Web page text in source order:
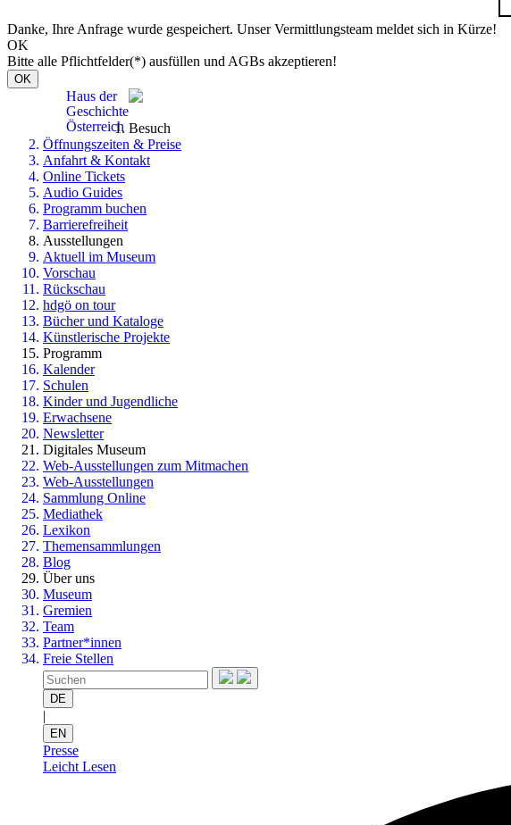
Danke, Ihre Anfrage wurde gespeichert. Unser Vermittlungsteam meldet sich in Kürze!
OK
Bitte alle Pflichtfelder(*) ausfüllen und AGBs akzeptieren!
OK
Haus der
Geschichte
Österreich Besuch
Öffnungszeiten & Preise
Anfahrt & Kontakt
Online Tickets
Audio Guides
Programm buchen
Barrierefreiheit
Ausstellungen
Aktuell im Museum
Vorschau
Rückschau
hdgö on tour
Bücher und Kataloge
Künstlerische Projekte
Programm
Kalender
Schulen
Kinder und Jugendliche
Erwachsene
Newsletter
Digitales Museum
Web-Ausstellungen zum Mitmachen
Web-Ausstellungen
Sammlung Online
Mediathek
Lexikon
Themensammlungen
Blog
Über uns
Museum
Gremien
Team
Partner*innen
Freie Stellen
DE
|
EN
Presse
Leicht Lesen